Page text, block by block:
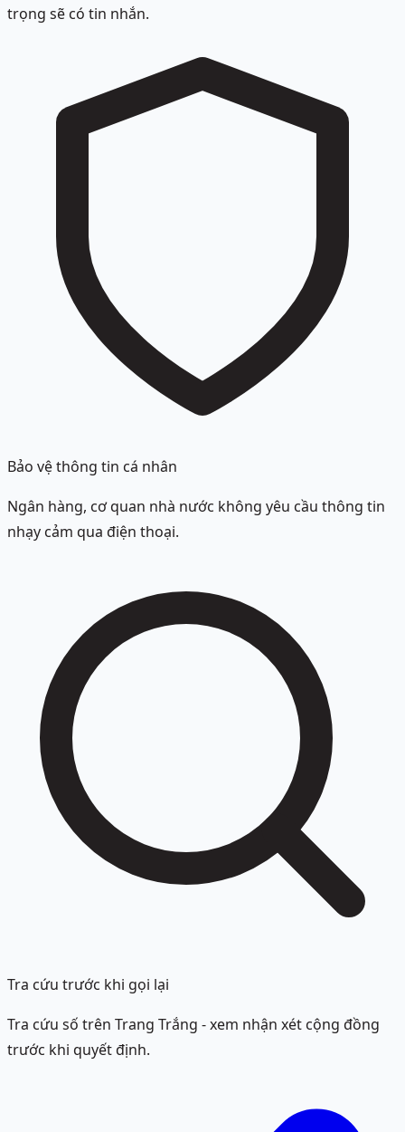
trọng sẽ có tin nhắn.
Bảo vệ thông tin cá nhân
Ngân hàng, cơ quan nhà nước không yêu cầu thông tin
nhạy cảm qua điện thoại.
Tra cứu trước khi gọi lại
Tra cứu số trên Trang Trắng - xem nhận xét cộng đồng
trước khi quyết định.